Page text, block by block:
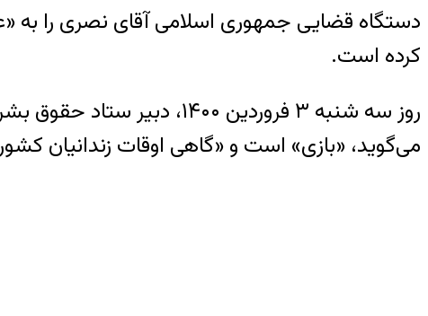
دستگاه قضایی جمهوری اسلامی آقای نصری را به
کرده است.
روز سه شنبه ۳ فروردین
می‌گوید، «بازی» است و «گاهی اوقات زندانیان